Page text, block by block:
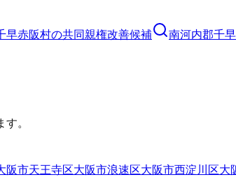
早赤阪村の共同親権改善候補 南河内郡千
。
阪市天王寺区大阪市浪速区大阪市西淀川区大